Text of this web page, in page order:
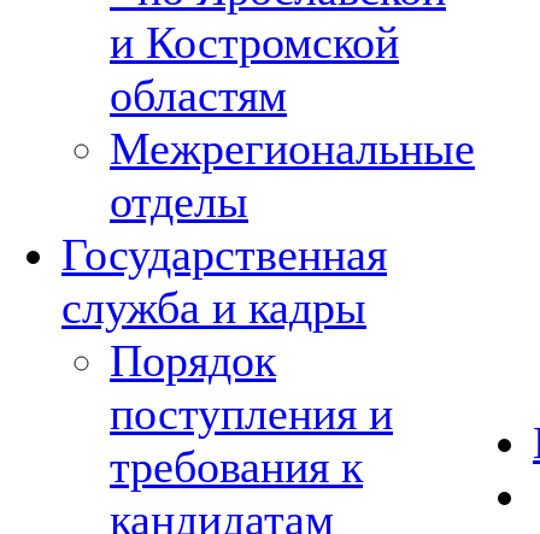
и Костромской
областям
Межрегиональные
отделы
Государственная
служба и кадры
Порядок
поступления и
требования к
кандидатам